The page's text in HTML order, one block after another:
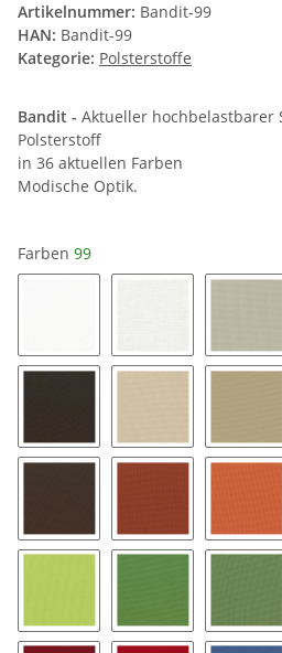
Artikelnummer: Bandit-99
HAN: Bandit-99
Kategorie: Polsterstoffe
Bandit - Aktueller hochbelastbarer
Polsterstoff
in 36 aktuellen Farben
Modische Optik.
Farben 99
00 04 14
94 24 34
84 49 39
08 18 48